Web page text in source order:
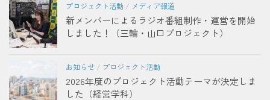
プロジェクト活動 / メディア報道
新メンバーによるラジオ番組制作・運営を開始
しました！（三輪・山口プロジェクト）
お知らせ / プロジェクト活動
2026年度のプロジェクト活動テーマが決定しま
した（経営学科）